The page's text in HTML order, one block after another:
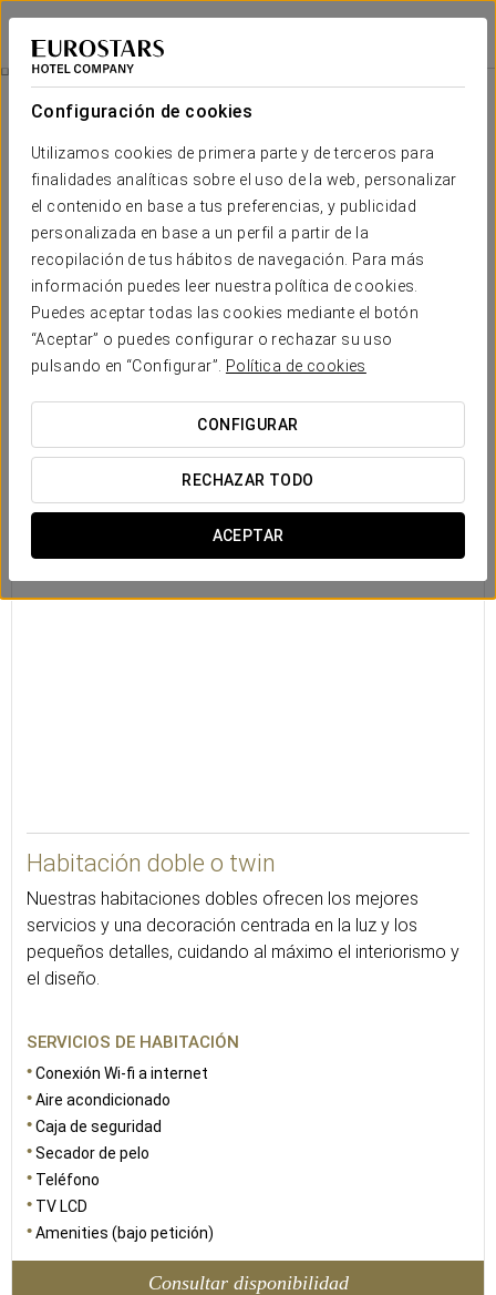
Configuración de cookies
Utilizamos cookies de primera parte y de terceros para
finalidades analíticas sobre el uso de la web, personalizar
el contenido en base a tus preferencias, y publicidad
personalizada en base a un perfil a partir de la
recopilación de tus hábitos de navegación. Para más
información puedes leer nuestra política de cookies.
Puedes aceptar todas las cookies mediante el botón
“Aceptar” o puedes configurar o rechazar su uso
pulsando en “Configurar”.
Política de cookies
CONFIGURAR
RECHAZAR TODO
ACEPTAR
Eurostars Marqués de Vallejo
LOGROÑO
Habitaciones
Habitaciones
El confort y descanso que necesitas
Exclusividad, amplitud, diseño y funcionalidaddefinen a las
habitaciones del Eurostars Marqués de Vallejo. Estos espacios
se adaptan a los viajeros, ofreciendo servicios de máxima
calidad para que tu estancia sea inolvidable.
SERVICIOS DESTACADOS
Conexión Wi-fi a
Caja de
Desayuno en la
Habitación doble o twin
Nuestras habitaciones dobles ofrecen los mejores
servicios y una decoración centrada en la luz y los
pequeños detalles, cuidando al máximo el interiorismo y
el diseño.
SERVICIOS DE HABITACIÓN
Conexión Wi-fi a internet
Aire acondicionado
Caja de seguridad
Secador de pelo
Teléfono
TV LCD
Amenities (bajo petición)
Consultar disponibilidad